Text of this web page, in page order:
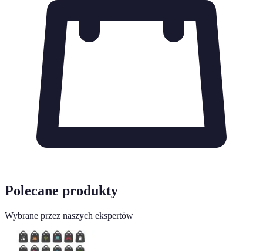
Polecane produkty
Wybrane przez naszych ekspertów